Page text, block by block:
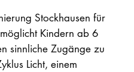
Stockhausen für
Kindern ab 6
sinnliche Zugänge zu
Licht, einem